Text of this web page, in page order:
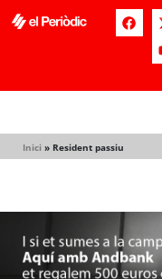
Inici » Resident passiu